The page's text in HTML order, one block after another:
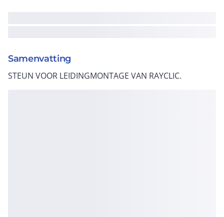
Samenvatting
STEUN VOOR LEIDINGMONTAGE VAN RAYCLIC.